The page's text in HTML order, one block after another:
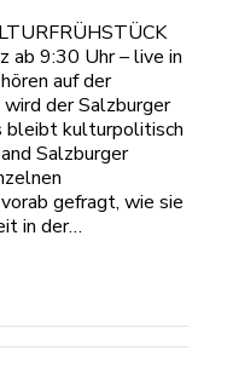
ab 9:30 Uhr – live in
auf der
der Salzburger
bleibt kulturpolitisch
Salzburger
gefragt, wie sie
in der…